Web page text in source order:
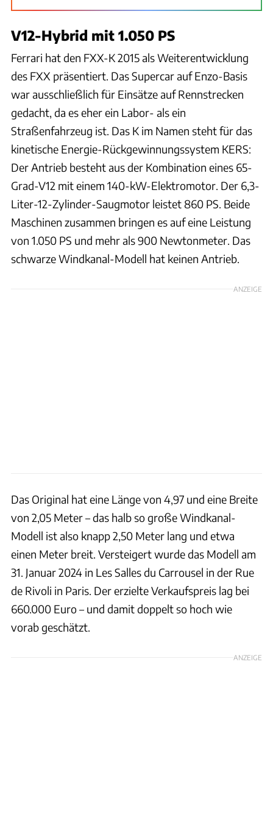
V12-Hybrid mit 1.050 PS
Ferrari hat den FXX-K 2015 als Weiterentwicklung
des FXX präsentiert. Das Supercar auf Enzo-Basis
war ausschließlich für Einsätze auf Rennstrecken
gedacht, da es eher ein Labor- als ein
Straßenfahrzeug ist. Das K im Namen steht für das
kinetische Energie-Rückgewinnungssystem KERS:
Der Antrieb besteht aus der Kombination eines 65-
Grad-V12 mit einem 140-kW-Elektromotor. Der 6,3-
Liter-12-Zylinder-Saugmotor leistet 860 PS. Beide
Maschinen zusammen bringen es auf eine Leistung
von 1.050 PS und mehr als 900 Newtonmeter. Das
schwarze Windkanal-Modell hat keinen Antrieb.
ANZEIGE
Das Original hat eine Länge von 4,97 und eine Breite
von 2,05 Meter – das halb so große Windkanal-
Modell ist also knapp 2,50 Meter lang und etwa
einen Meter breit. Versteigert wurde das Modell am
31. Januar 2024 in Les Salles du Carrousel in der Rue
de Rivoli in Paris. Der erzielte Verkaufspreis lag bei
660.000 Euro – und damit doppelt so hoch wie
vorab geschätzt.
ANZEIGE